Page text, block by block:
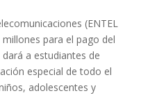
(ENTEL
para el pago del
a estudiantes de
especial de todo el
adolescentes y